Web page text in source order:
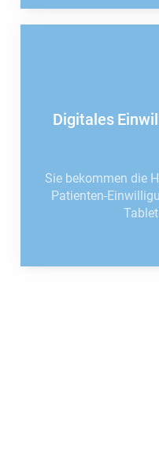
Digitales
Sie bekommen die
Patienten-